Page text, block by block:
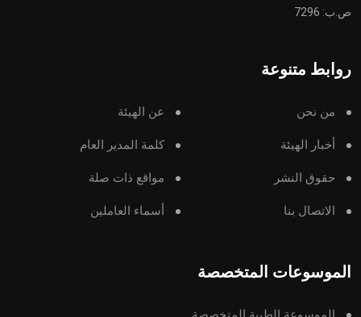
ص.ب: 7296
روابط متنوعة
من نحن عن الهيئة
أخبار الهيئة كلمة المدير العام
حقوق النشر مواقع ذات صلة
الاتصال بنا أسماء العاملين
الموسوعات المتخصصة